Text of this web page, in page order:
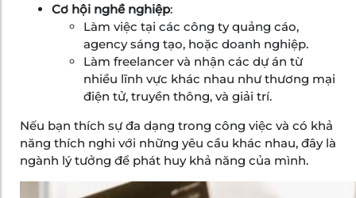
Cơ hội nghề nghiệp:
Làm việc tại các công ty quảng cáo,
agency sáng tạo, hoặc doanh nghiệp.
Làm freelancer và nhận các dự án từ
nhiều lĩnh vực khác nhau như thương mại
điện tử, truyền thông, và giải trí.
Nếu bạn thích sự đa dạng trong công việc và có khả
năng thích nghi với những yêu cầu khác nhau, đây là
ngành lý tưởng để phát huy khả năng của mình.